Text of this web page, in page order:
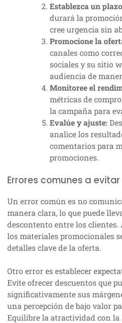
Establezca un
durará la
cree urgencia sin
Promocione la
canales como
sociales y su sitio
audiencia de
Monitoree el
métricas de
la campaña para
Evalúe y ajuste:
analice los
comentarios para
promociones.
Errores comunes a
Un error común es no
manera clara, lo que puede
descontento entre los clientes.
los materiales promocionales
detalles clave de la oferta.
Otro error es establecer
Evite ofrecer descuentos que
significativamente sus
una percepción de bajo valor
Equilibre la atractividad con